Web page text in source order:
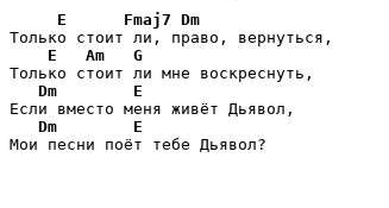
E
Fmaj7 Dm
Только стоит ли, право, вернуться,
E
Am
G
Только стоит ли мне воскреснуть,
Dm
E
Если вместо меня живёт Дьявол,
Dm
E
Мои песни поёт тебе Дьявол?